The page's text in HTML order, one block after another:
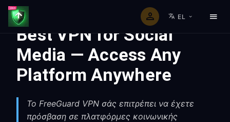
EL
Best VPN for Social
Media — Access Any
Platform Anywhere
Το FreeGuard VPN σάς επιτρέπει να έχετε
πρόσβαση σε πλατφόρμες κοινωνικής